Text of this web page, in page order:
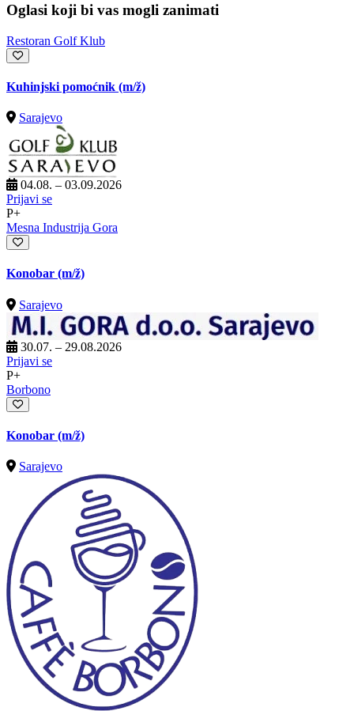
Oglasi koji bi vas mogli zanimati
Restoran Golf Klub
Kuhinjski pomoćnik (m/ž)
Sarajevo
04.08. – 03.09.2026
Prijavi se
P+
Mesna Industrija Gora
Konobar (m/ž)
Sarajevo
30.07. – 29.08.2026
Prijavi se
P+
Borbono
Konobar (m/ž)
Sarajevo